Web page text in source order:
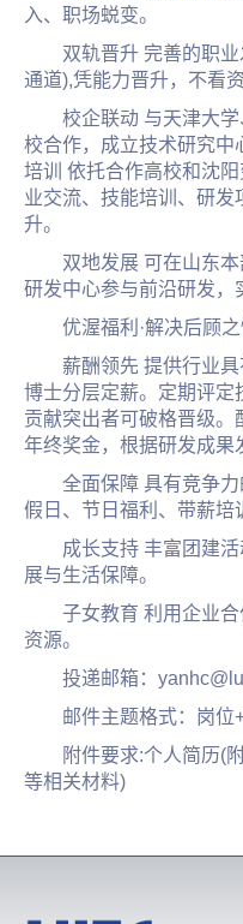
入、职场蜕变。
双轨晋升 完善的职
通道),凭能力晋升，不看
校企联动 与天津大
校合作，成立技术研究中
培训 依托合作高校和沈
业交流、技能培训、研发
升。
双地发展 可在山东
研发中心参与前沿研发，
优渥福利·解决后顾
薪酬领先 提供行业具
博士分层定薪。定期评定
贡献突出者可破格晋级。
年终奖金，根据研发成果
全面保障 具有竞争
假日、节日福利、带薪
成长支持 丰富团建
展与生活保障。
子女教育 利用企业
资源。
投递邮箱：
邮件主题格式：岗位
附件要求:个人简历(
等相关材料)